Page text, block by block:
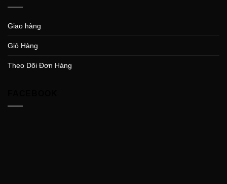
Giao hàng
Giỏ Hàng
Theo Dõi Đơn Hàng